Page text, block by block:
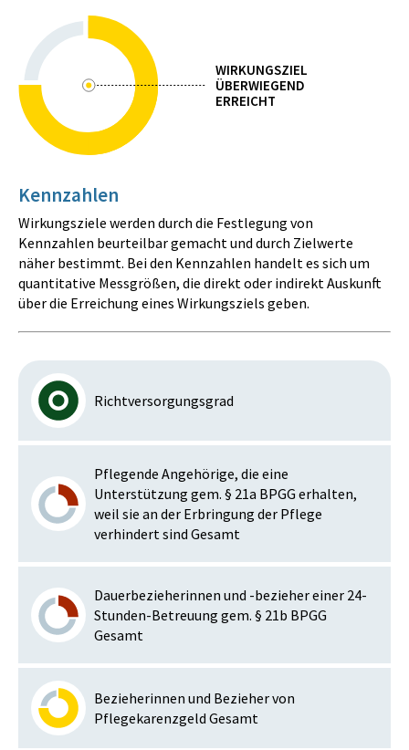
WIRKUNGSZIEL
ÜBERWIEGEND
ERREICHT
Kennzahlen
Wirkungsziele werden durch die Festlegung von
Kennzahlen beurteilbar gemacht und durch Zielwerte
näher bestimmt. Bei den Kennzahlen handelt es sich um
quantitative Messgrößen, die direkt oder indirekt Auskunft
über die Erreichung eines Wirkungsziels geben.
Richtversorgungsgrad
Pflegende Angehörige, die eine
Unterstützung gem. § 21a BPGG erhalten,
weil sie an der Erbringung der Pflege
verhindert sind Gesamt
Dauerbezieherinnen und -bezieher einer 24-
Stunden-Betreuung gem. § 21b BPGG
Gesamt
Bezieherinnen und Bezieher von
Pflegekarenzgeld Gesamt